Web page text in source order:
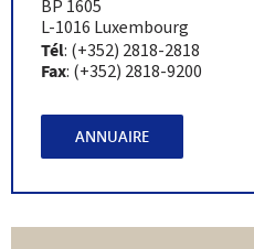
BP 1605
L-1016 Luxembourg
Tél: (+352) 2818-2818
Fax: (+352) 2818-9200
ANNUAIRE